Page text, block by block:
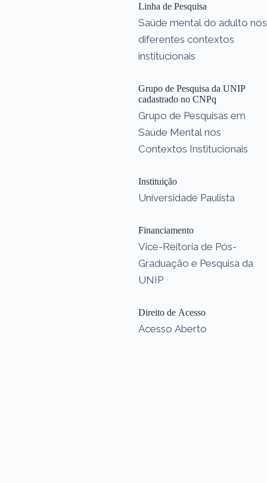
Linha de Pesquisa
Saúde mental do adulto nos
diferentes contextos
institucionais
Grupo de Pesquisa da UNIP
cadastrado no CNPq
Grupo de Pesquisas em
Saúde Mental nos
Contextos Institucionais
Instituição
Universidade Paulista
Financiamento
Vice-Reitoria de Pós-
Graduação e Pesquisa da
UNIP
Direito de Acesso
Acesso Aberto